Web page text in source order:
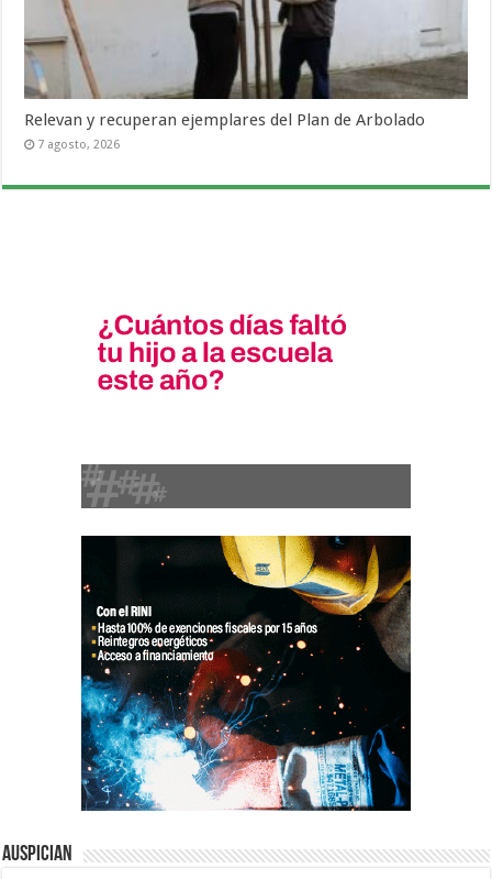
Relevan y recuperan ejemplares del Plan de Arbolado
7 agosto, 2026
Auspician